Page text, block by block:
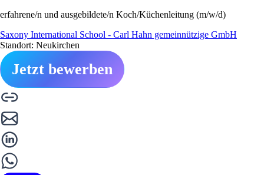
erfahrene/n und ausgebildete/n Koch/Küchenleitung (m/w/d)
Saxony International School - Carl Hahn gemeinnützige GmbH
Standort: Neukirchen
Jetzt bewerben